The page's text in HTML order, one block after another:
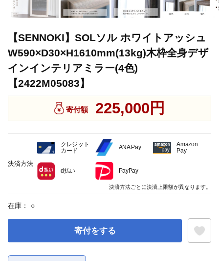
【SENNOKI】SOLソル ホワイトアッシュ
W590×D30×H1610mm(13kg)木枠全身デザ
インインテリアミラー(4色)
【2422M05083】
寄付額 225,000円
在庫： ○
寄付をする
決済方法
クレジット
カード
ANA Pay
Amazon
Pay
d払い PayPay
決済方法ごとに決済上限額が異なります。